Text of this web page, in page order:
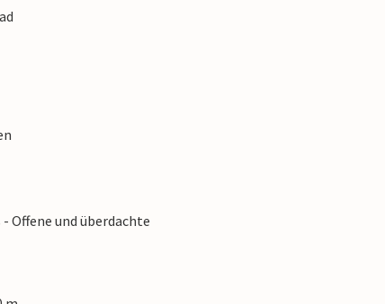
Offene und überdachte